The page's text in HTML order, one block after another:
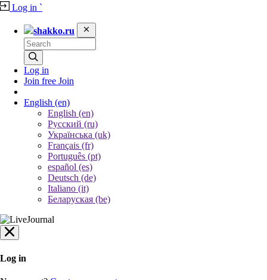
Log in `
shakko.ru
Log in
Join free Join
English (en)
English (en)
Русский (ru)
Українська (uk)
Français (fr)
Português (pt)
español (es)
Deutsch (de)
Italiano (it)
Беларуская (be)
Log in